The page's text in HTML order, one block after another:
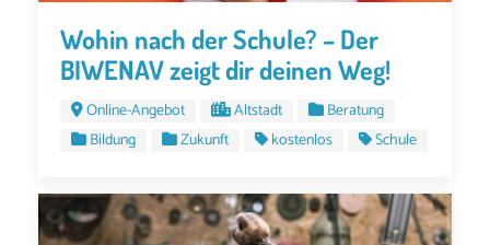
Wohin nach der Schule? – Der
BIWENAV zeigt dir deinen Weg!
Online-Angebot Altstadt
Beratung
Bildung
Zukunft kostenlos Schule